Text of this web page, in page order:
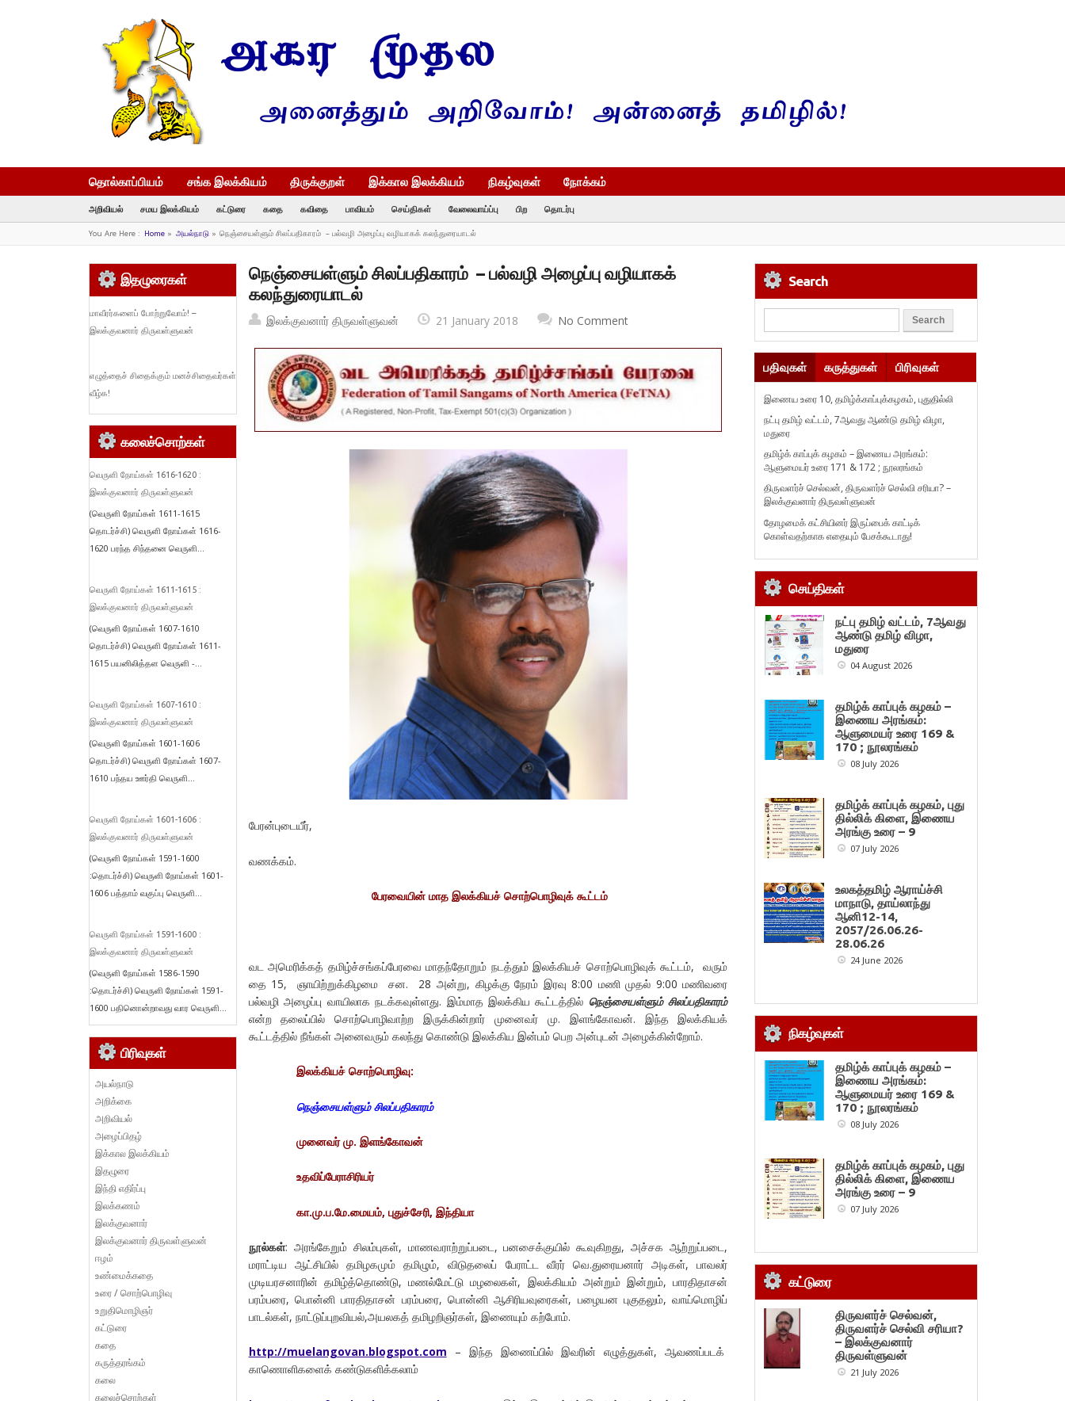
தொல்காப்பியம் சங்க இலக்கியம் திருக்குறள் இக்கால இலக்கியம் நிகழ்வுகள் நோக்கம்
அறிவியல் சமய இலக்கியம் கட்டுரை கதை கவிதை பாவியம் செய்திகள் வேலைவாய்ப்பு பிற தொடர்பு
You Are Here : Home» அயல்நாடு» நெஞ்சையள்ளும் சிலப்பதிகாரம் – பல்வழி அழைப்பு வழியாகக் கலந்துரையாடல்
நெஞ்சையள்ளும் சிலப்பதிகாரம் – பல்வழி அழைப்பு வழியாகக்
கலந்துரையாடல்
இலக்குவனார் திருவள்ளுவன் 21 January 2018 No Comment
பேரன்புடையீர்,
வணக்கம்.
பேரவையின் மாத இலக்கியச் சொற்பொழிவுக் கூட்டம்
வட அமெரிக்கத் தமிழ்ச்சங்கப்பேரவை மாதந்தோறும் நடத்தும் இலக்கியச் சொற்பொழிவுக் கூட்டம், வரும்
தை 15, ஞாயிற்றுக்கிழமை சன. 28 அன்று, கிழக்கு நேரம் இரவு 8:00 மணி முதல் 9:00 மணிவரை
பல்வழி அழைப்பு வாயிலாக நடக்கவுள்ளது. இம்மாத இலக்கிய கூட்டத்தில் நெஞ்சையள்ளும் சிலப்பதிகாரம்
என்ற தலைப்பில் சொற்பொழிவாற்ற இருக்கின்றார் முனைவர் மு. இளங்கோவன். இந்த இலக்கியக்
கூட்டத்தில் நீங்கள் அனைவரும் கலந்து கொண்டு இலக்கிய இன்பம் பெற அன்புடன் அழைக்கின்றோம்.
இலக்கியச் சொற்பொழிவு:
நெஞ்சையள்ளும் சிலப்பதிகாரம்
முனைவர் மு. இளங்கோவன்
உதவிப்பேராசிரியர்
கா.மு.ப.மே.மையம், புதுச்சேரி, இந்தியா
நூல்கள்: அரங்கேறும் சிலம்புகள், மாணவராற்றுப்படை, பனசைக்குயில் கூவுகிறது, அச்சக ஆற்றுப்படை,
மராட்டிய ஆட்சியில் தமிழகமும் தமிழும், விடுதலைப் பேராட்ட வீரர் வெ.துரையனார் அடிகள், பாவலர்
முடியரசனாரின் தமிழ்த்தொண்டு, மணல்மேட்டு மழலைகள், இலக்கியம் அன்றும் இன்றும், பாரதிதாசன்
பரம்பரை, பொன்னி பாரதிதாசன் பரம்பரை, பொன்னி ஆசிரியவுரைகள், பழையன புகுதலும், வாய்மொழிப்
பாடல்கள், நாட்டுப்புறவியல்,அயலகத் தமிழறிஞர்கள், இணையும் கற்போம்.
http://muelangovan.blogspot.com
– இந்த இணைப்பில் இவரின் எழுத்துகள், ஆவணப்படக்
காணொளிகளைக் கண்டுகளிக்கலாம்
இதழுரைகள்
மாவீரர்களைப் போற்றுவோம்! –
இலக்குவனார் திருவள்ளுவன்
எழுத்தைச் சிதைக்கும் மனச்சிதைவர்கள்
வீழ்க!
கலைச்சொற்கள்
வெருளி நோய்கள் 1616-1620 :
இலக்குவனார் திருவள்ளுவன்
(வெருளி நோய்கள் 1611-1615
தொடர்ச்சி) வெருளி நோய்கள் 1616-
1620 பரந்த சிந்தனை வெருளி...
வெருளி நோய்கள் 1611-1615 :
இலக்குவனார் திருவள்ளுவன்
(வெருளி நோய்கள் 1607-1610
தொடர்ச்சி) வெருளி நோய்கள் 1611-
1615 பயனிலித்தள வெருளி -...
வெருளி நோய்கள் 1607-1610 :
இலக்குவனார் திருவள்ளுவன்
(வெருளி நோய்கள் 1601-1606
தொடர்ச்சி) வெருளி நோய்கள் 1607-
1610 பந்தய ஊர்தி வெருளி...
வெருளி நோய்கள் 1601-1606 :
இலக்குவனார் திருவள்ளுவன்
(வெருளி நோய்கள் 1591-1600
:தொடர்ச்சி) வெருளி நோய்கள் 1601-
1606 பத்தாம் வகுப்பு வெருளி...
வெருளி நோய்கள் 1591-1600 :
இலக்குவனார் திருவள்ளுவன்
(வெருளி நோய்கள் 1586-1590
:தொடர்ச்சி) வெருளி நோய்கள் 1591-
1600 பதினொன்றாவது வார வெருளி...
பிரிவுகள்
அயல்நாடு
அறிக்கை
அறிவியல்
அழைப்பிதழ்
இக்கால இலக்கியம்
இதழுரை
இந்தி எதிர்ப்பு
இலக்கணம்
இலக்குவனார்
இலக்குவனார் திருவள்ளுவன்
ஈழம்
உண்மைக்கதை
உரை / சொற்பொழிவு
உறுதிமொழிஞர்
கட்டுரை
கதை
கருத்தரங்கம்
கலை
கலைச்சொற்கள்
Search
பதிவுகள் கருத்துகள் பிரிவுகள்
இணைய உரை 10, தமிழ்க்காப்புக்கழகம், புதுதில்லி
நட்பு தமிழ் வட்டம், 7ஆவது ஆண்டு தமிழ் விழா,
மதுரை
தமிழ்க் காப்புக் கழகம் – இணைய அரங்கம்:
ஆளுமையர் உரை 171 & 172 ; நூலரங்கம்
திருவளர்ச் செல்வன், திருவளர்ச் செல்வி சரியா? –
இலக்குவனார் திருவள்ளுவன்
தோழமைக் கட்சியினர் இருப்பைக் காட்டிக்
கொள்வதற்காக எதையும் பேசக்கூடாது!
செய்திகள்
நட்பு தமிழ் வட்டம், 7ஆவது
ஆண்டு தமிழ் விழா,
மதுரை
04 August 2026
தமிழ்க் காப்புக் கழகம் –
இணைய அரங்கம்:
ஆளுமையர் உரை 169 &
170 ; நூலரங்கம்
08 July 2026
தமிழ்க் காப்புக் கழகம், புது
தில்லிக் கிளை, இணைய
அரங்கு உரை – 9
07 July 2026
உலகத்தமிழ் ஆராய்ச்சி
மாநாடு, தாய்லாந்து
ஆனி12-14,
2057/26.06.26-
28.06.26
24 June 2026
நிகழ்வுகள்
தமிழ்க் காப்புக் கழகம் –
இணைய அரங்கம்:
ஆளுமையர் உரை 169 &
170 ; நூலரங்கம்
08 July 2026
தமிழ்க் காப்புக் கழகம், புது
தில்லிக் கிளை, இணைய
அரங்கு உரை – 9
07 July 2026
கட்டுரை
திருவளர்ச் செல்வன்,
திருவளர்ச் செல்வி சரியா?
– இலக்குவனார்
திருவள்ளுவன்
21 July 2026